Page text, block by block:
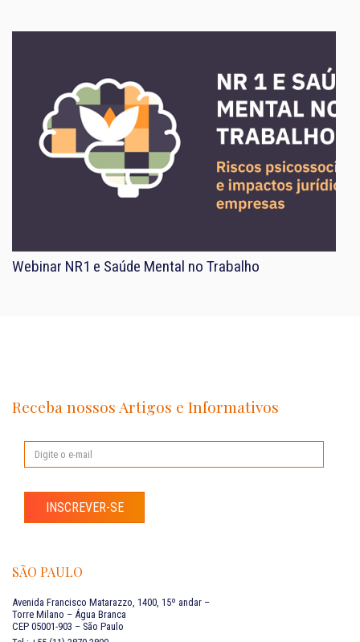
Webinar NR1 e Saúde Mental no Trabalho
Receba nossos Artigos e Informativos
INSCREVER-SE
SÃO PAULO
Avenida Francisco Matarazzo, 1400, 15º andar –
Torre Milano – Água Branca
CEP 05001-903 – São Paulo